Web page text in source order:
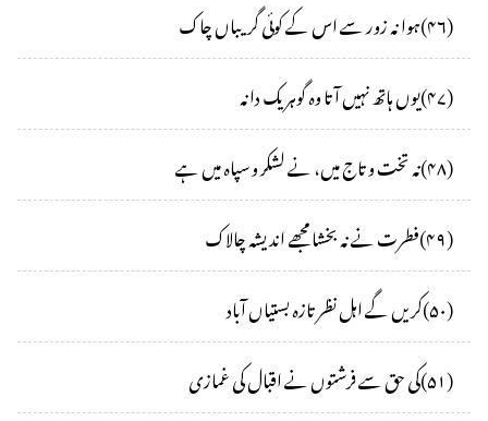
(۴۶)ہوا نہ زور سے اس کے کوئی گریباں چاک
(۴۷)یوں ہاتھ نہیں آتا وہ گوہر یک دانہ
(۴۸)نہ تخت و تاج میں، نے لشکر و سپاہ میں ہے
(۴۹)فطرت نے نہ بخشا مجھے اندیشہ چالاک
(۵۰)کریں گے اہل نظر تازہ بستیاں آباد
(۵۱)کی حق سے فرشتوں نے اقبال کی غمازی